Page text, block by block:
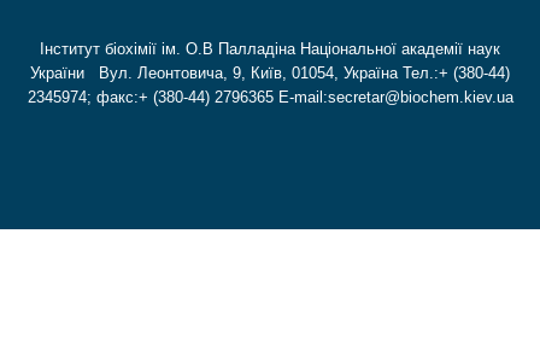
Інститут біохімії ім. О.В Палладіна Національної академії наук
України Вул. Леонтовича, 9, Київ, 01054, Україна Тел.:+ (380-44)
2345974; факс:+ (380-44) 2796365 E-mail:secretar@biochem.kiev.ua